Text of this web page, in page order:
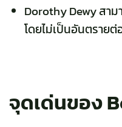
Dorothy Dewy สา
โดยไม่เป็นอันตรายต่
จุดเด่นของ